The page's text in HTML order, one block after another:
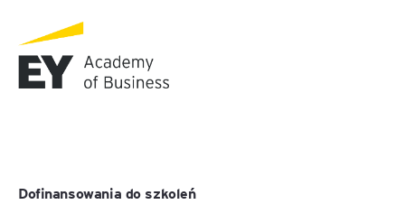
Dofinansowania do szkoleń